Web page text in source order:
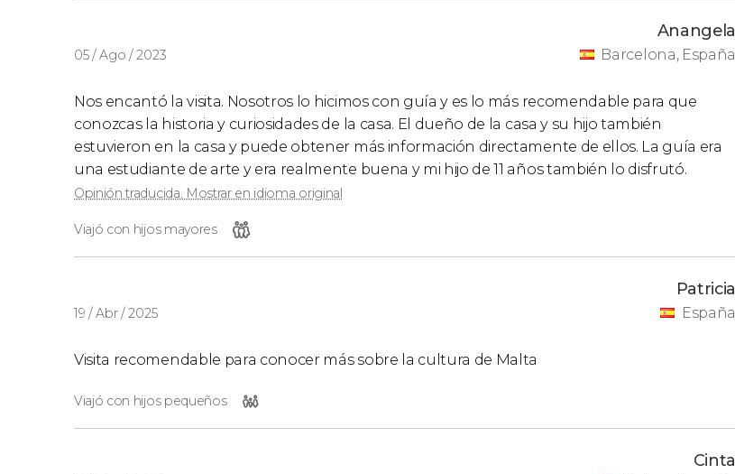
05 / Ago / 2023
Anangela
Barcelona, España
Nos encantó la visita. Nosotros lo hicimos con guía y es lo más recomendable para que
conozcas la historia y curiosidades de la casa. El dueño de la casa y su hijo también
estuvieron en la casa y puede obtener más información directamente de ellos. La guía era
una estudiante de arte y era realmente buena y mi hijo de 11 años también lo disfrutó.
Opinión traducida. Mostrar en idioma original
Viajó con hijos mayores
19 / Abr / 2025
Patricia
España
Visita recomendable para conocer más sobre la cultura de Malta
Viajó con hijos pequeños
Cinta